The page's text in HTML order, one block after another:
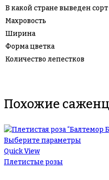
В какой стране выведен сорт
Махровость
Ширина
Форма цветка
Количество лепестков
Похожие
Выберите параметры
Quick View
Плетистые розы